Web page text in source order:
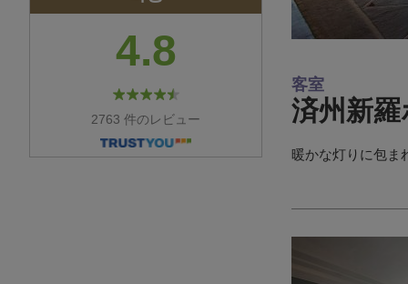
4.8
2763 件のレビュー
客室
済州新
暖かな灯りに包ま